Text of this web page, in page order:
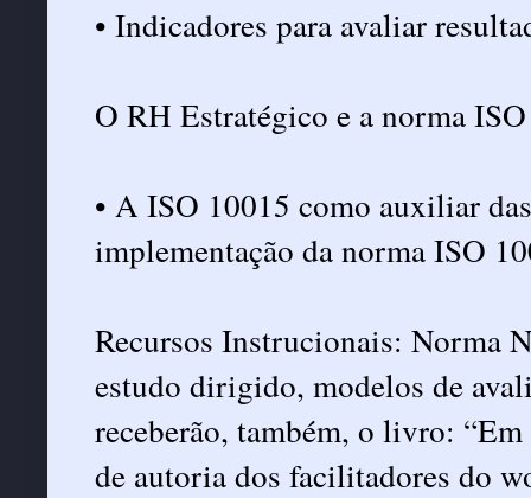
• Indicadores para avaliar
O RH Estratégico e a norma
• A ISO 10015 como auxiliar
implementação da norma ISO
Recursos Instrucionais: Norma
estudo dirigido, modelos de
receberão, também, o livro:
de autoria dos facilitadores do